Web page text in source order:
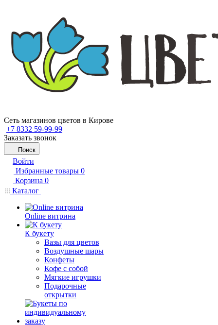
Сеть магазинов цветов в Кирове
+7 8332 59-99-99
Заказать звонок
Поиск
Войти
Избранные товары 0
Корзина 0
Каталог
Online витрина
К букету
Вазы для цветов
Воздушные шары
Конфеты
Кофе с собой
Мягкие игрушки
Подарочные
открытки